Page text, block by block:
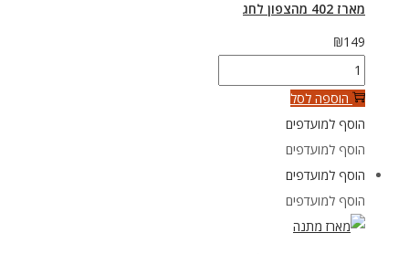
מארז 402 מהצפון לחג
₪149
כמות
של
מארז
402
מהצפון
לחג
הוספה לסל
הוסף למועדפים
הוסף למועדפים
הוסף למועדפים
הוסף למועדפים